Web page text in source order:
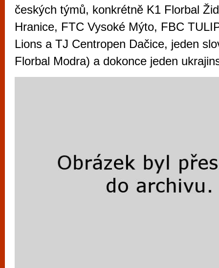
českých týmů, konkrétně K1 Florbal
Hranice, FTC Vysoké Mýto, FBC
Lions a TJ Centropen Dačice, jeden
Florbal Modra) a dokonce jeden
vyzkoušet různé kasinové hry. V
metropoli naleznete širokou nabídku her
po moderní automaty jak pro pravidelné
příležitostné hráče. V...